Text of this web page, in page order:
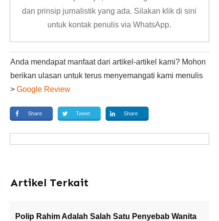
dan prinsip jurnalistik yang ada. Silakan klikdi sini
untuk kontak penulis via WhatsApp.
Anda mendapat manfaat dari artikel-artikel kami? Mohon
berikan ulasan untuk terus menyemangati kami menulis
> Google Review
Share Tweet Share
Artikel Terkait
Polip Rahim Adalah Salah Satu Penyebab Wanita